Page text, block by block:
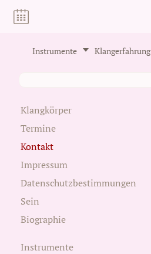
Instrumente Klangerfahrung
Klangkörper
Termine
Kontakt
Impressum
Datenschutzbestimmungen
Sein
Biographie
Instrumente